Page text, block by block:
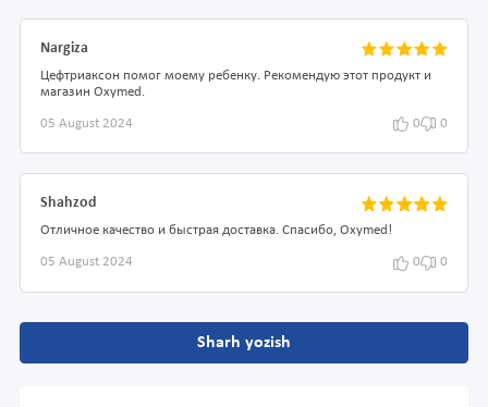
Nargiza
Цефтриаксон помог моему ребенку. Рекомендую этот продукт и
магазин Oxymed.
05 August 2024 0 0
Shahzod
Отличное качество и быстрая доставка. Спасибо, Oxymed!
05 August 2024 0 0
Sharh yozish